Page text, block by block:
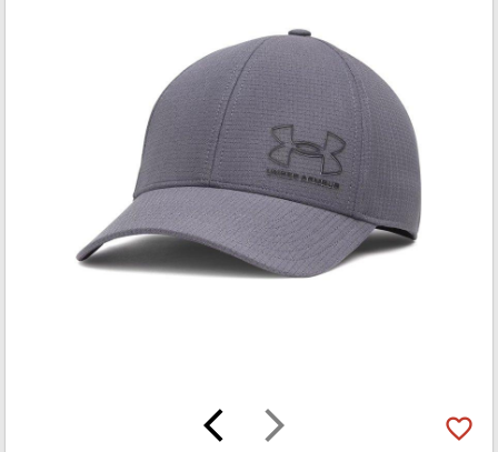
arrow_forward_ios
arrow_back_ios favorite_border